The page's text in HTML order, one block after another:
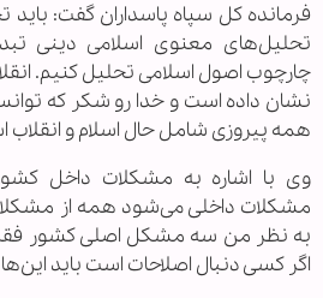
فرمانده کل سپاه پاسداران گفت:
تحلیل‌های معنوی اسلامی دینی
چارچوب اصول اسلامی تحلیل کنیم.
نشان داده است و خدا رو شکر که
همه پیروزی شامل حال اسلام و انقلاب
وی با اشاره به مشکلات داخل
مشکلات داخلی می‌شود همه از
به نظر من سه مشکل اصلی کشور
اگر کسی دنبال اصلاحات است باید